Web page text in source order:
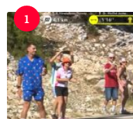
a
g
o
1